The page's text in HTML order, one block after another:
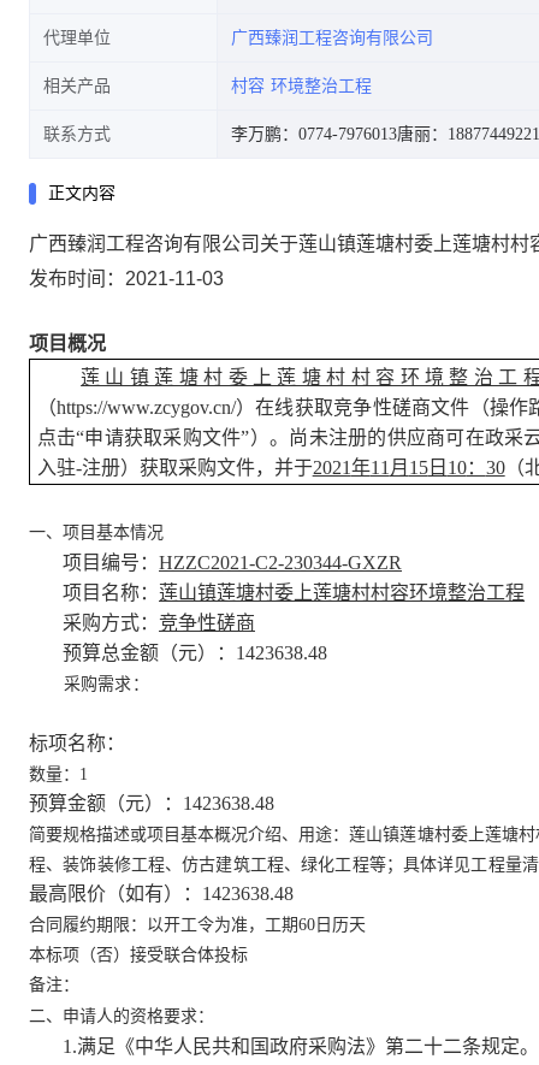
代理单位 广西臻润工程咨询有限公司
相关产品 村容 环境整治工程
联系方式 李万鹏：0774-7976013唐丽：18877449221
正文内容
广西臻润工程咨询有限公司关于莲山镇莲塘村委上莲塘村
发布时间：2021-11-03
项目概况
莲山镇莲塘村委上莲塘村村容环境整治工
（https://www.zcygov.cn/）在线获取竞争性磋商文件（操作
点击“申请获取采购文件”）。尚未注册的供应商可在政
入驻-注册）获取采购文件，并于2021年11 月 15日 10： 30（
一、项目基本情况
项目编号： HZZC2021-C2-230344-GXZR
项目名称： 莲山镇莲塘村委上莲塘村村容环境整治工程
采购方式： 竞争性磋商
预算总金额（元）： 1423638.48
采购需求：
标项名称：
数量： 1
预算金额（元）： 1423638.48
简要规格描述或项目基本概况介绍、用途： 莲山镇莲塘村委上莲塘
程、装饰装修工程、仿古建筑工程、绿化工程等；具体详见工程量
最高限价（如有）： 1423638.48
合同履约期限：以开工令为准，工期60 日历天
本标项（否）接受联合体投标
备注：
二、申请人的资格要求：
1.满足《中华人民共和国政府采购法》第二十二条规定。